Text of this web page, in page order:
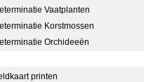
Vaatplanten
Korstmossen
Orchideeën
printen